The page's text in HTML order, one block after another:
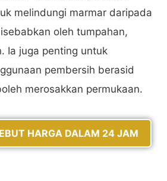
melindungi marmar daripada
oleh tumpahan,
Ia juga penting untuk
pembersih berasid
merosakkan permukaan.
HARGA DALAM 24 JAM